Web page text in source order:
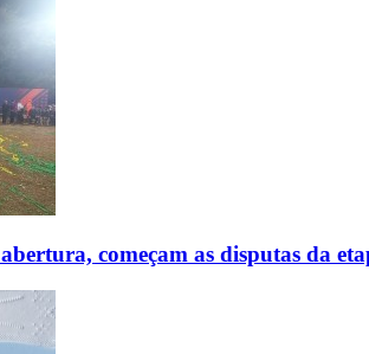
começam as disputas da